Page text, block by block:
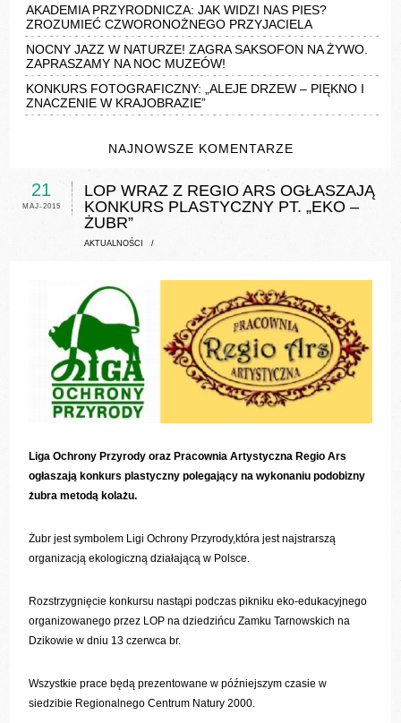
AKADEMIA PRZYRODNICZA: JAK WIDZI NAS PIES?
ZROZUMIEĆ CZWORONOŻNEGO PRZYJACIELA
NOCNY JAZZ W NATURZE! ZAGRA SAKSOFON NA ŻYWO.
ZAPRASZAMY NA NOC MUZEÓW!
KONKURS FOTOGRAFICZNY: „ALEJE DRZEW – PIĘKNO I
ZNACZENIE W KRAJOBRAZIE”
NAJNOWSZE KOMENTARZE
21
MAJ-2015
LOP WRAZ Z REGIO ARS OGŁASZAJĄ
KONKURS PLASTYCZNY PT. „EKO –
ŻUBR”
AKTUALNOŚCI /
Liga Ochrony Przyrody oraz Pracownia Artystyczna Regio Ars
ogłaszają konkurs plastyczny polegający na wykonaniu podobizny
żubra metodą kolażu.
Żubr jest symbolem Ligi Ochrony Przyrody,która jest najstrarszą
organizacją ekologiczną działającą w Polsce.
Rozstrzygnięcie konkursu nastąpi podczas pikniku eko-edukacyjnego
organizowanego przez LOP na dziedzińcu Zamku Tarnowskich na
Dzikowie w dniu 13 czerwca br.
Wszystkie prace będą prezentowane w późniejszym czasie w
siedzibie Regionalnego Centrum Natury 2000.